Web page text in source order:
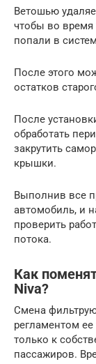
Ветошью
чтобы во время
попали в
После этого
остатков
После
обработать
закрутить
крышки.
Выполнив все
автомобиль, и
проверить
потока.
Как
Niva?
Смена
регламентом
только к
пассажиров.